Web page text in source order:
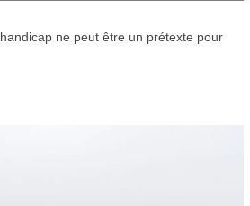
ne peut être un prétexte pour